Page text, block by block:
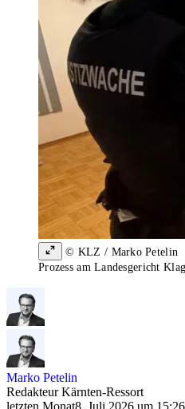
© KLZ / Marko Petelin
Prozess am Landesgericht
Marko Petelin
Redakteur Kärnten-Ressort